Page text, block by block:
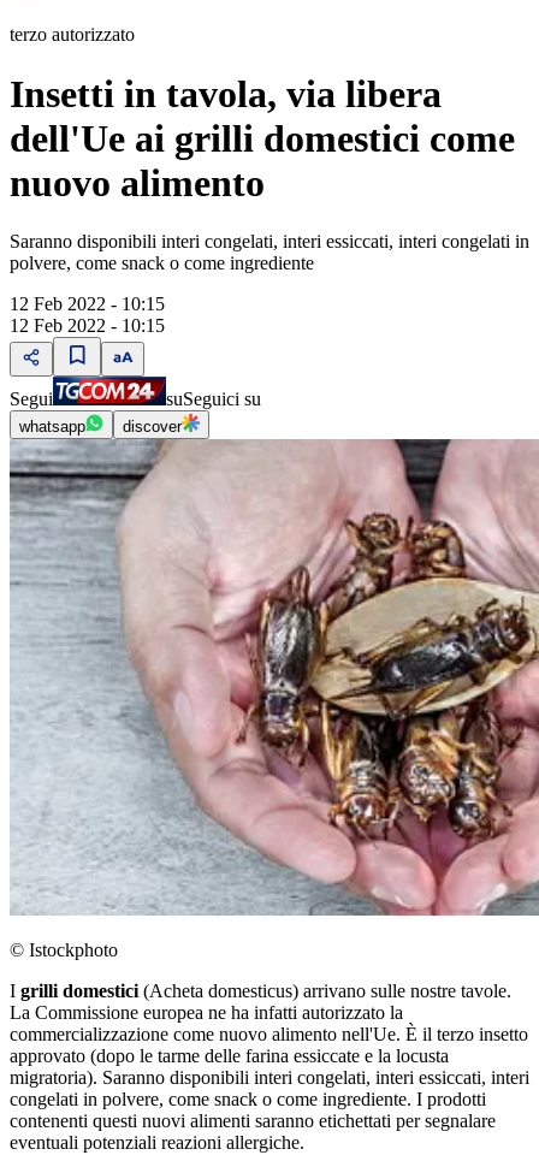
terzo autorizzato
Insetti in tavola, via libera
dell'Ue ai grilli domestici come
nuovo alimento
Saranno disponibili interi congelati, interi essiccati, interi congelati in
polvere, come snack o come ingrediente
12 Feb 2022 - 10:15
12 Feb 2022 - 10:15
Segui suSeguici su
whatsapp discover
© Istockphoto
I grilli domestici (Acheta domesticus) arrivano sulle nostre tavole.
La Commissione europea ne ha infatti autorizzato la
commercializzazione come nuovo alimento nell'Ue. È il terzo insetto
approvato (dopo le tarme delle farina essiccate e la locusta
migratoria). Saranno disponibili interi congelati, interi essiccati, interi
congelati in polvere, come snack o come ingrediente. I prodotti
contenenti questi nuovi alimenti saranno etichettati per segnalare
eventuali potenziali reazioni allergiche.